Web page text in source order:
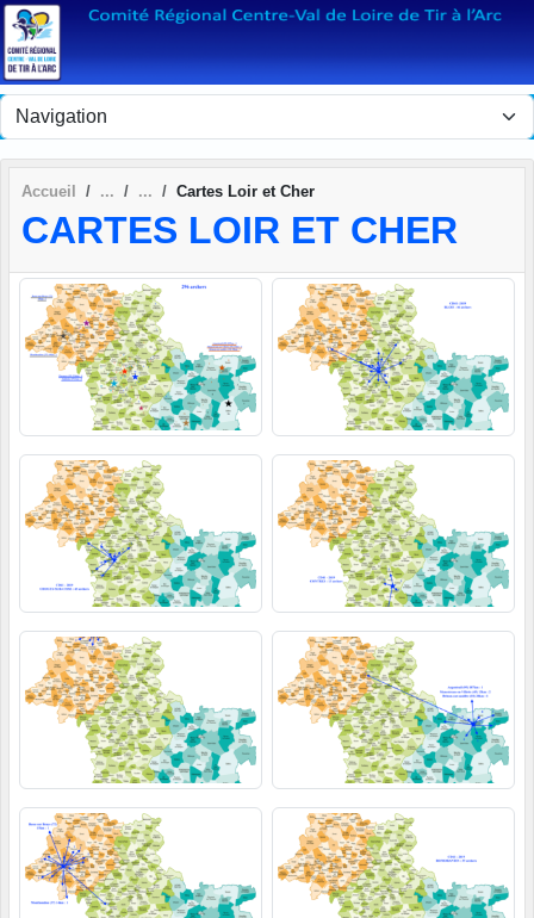
Accueil Cartes Loir et Cher
CARTES LOIR ET CHER
Panneau de gestion des cookies